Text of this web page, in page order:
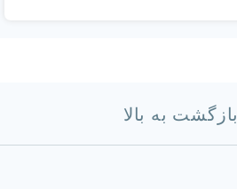
بازگشت به بالا